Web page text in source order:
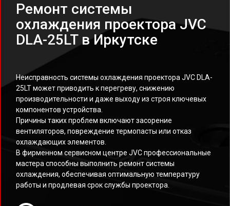
Ремонт системы
охлаждения проектора JVC
DLA-25LT в Иркутске
Неисправность системы охлаждения проектора JVC DLA-
25LT может приводить к перегреву, снижению
производительности и даже выходу из строя ключевых
компонентов устройства.
Причины таких проблем включают засорение
вентиляторов, повреждение термопасты или отказ
охлаждающих элементов.
В фирменном сервисном центре JVC профессиональные
мастера способны выполнить ремонт системы
охлаждения, обеспечивая оптимальную температуру
работы и продлевая срок службы проектора.